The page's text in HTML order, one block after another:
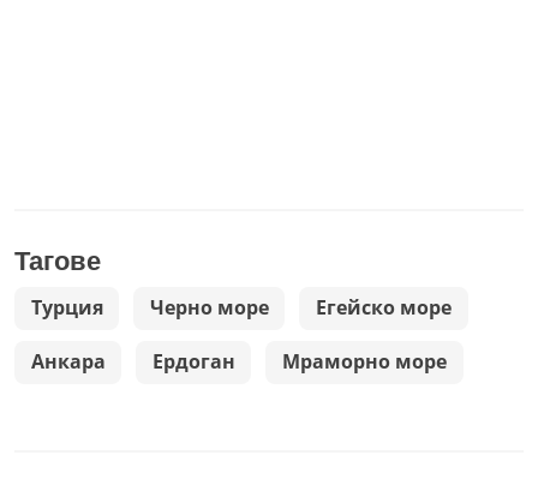
Тагове
Турция Черно море Егейско море
Анкара Ердоган Мраморно море